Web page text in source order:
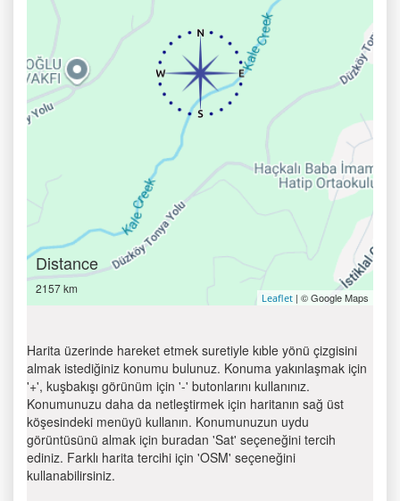
Distance
2157 km
Leaflet | © Google Maps
Harita üzerinde hareket etmek suretiyle kıble yönü çizgisini
almak istediğiniz konumu bulunuz. Konuma yakınlaşmak için
'+', kuşbakışı görünüm için '-' butonlarını kullanınız.
Konumunuzu daha da netleştirmek için haritanın sağ üst
köşesindeki menüyü kullanın. Konumunuzun uydu
görüntüsünü almak için buradan 'Sat' seçeneğini tercih
ediniz. Farklı harita tercihi için 'OSM' seçeneğini
kullanabilirsiniz.